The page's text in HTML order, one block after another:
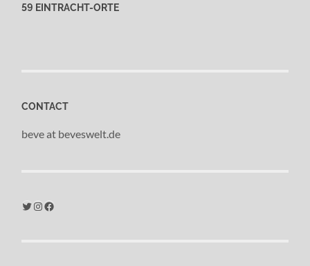
59 EINTRACHT-ORTE
CONTACT
beve at beveswelt.de
Twitter Instagram Facebook